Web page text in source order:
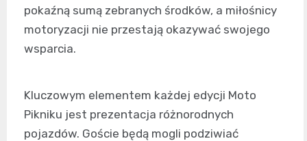
pokaźną sumą zebranych środków, a miłośnicy
motoryzacji nie przestają okazywać swojego
wsparcia.
Kluczowym elementem każdej edycji Moto
Pikniku jest prezentacja różnorodnych
pojazdów. Goście będą mogli podziwiać